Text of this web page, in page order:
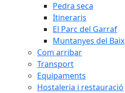
Pedra seca
Itineraris
El Parc del Garraf
Muntanyes del Baix
Com arribar
Transport
Equipaments
Hostaleria i restauració